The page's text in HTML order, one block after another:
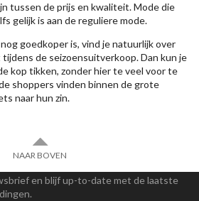
tussen de prijs en kwaliteit. Mode die
gelijk is aan de reguliere mode.
goedkoper is, vind je natuurlijk over
de seizoensuitverkoop. Dan kun je
kop tikken, zonder hier te veel voor te
shoppers vinden binnen de grote
naar hun zin.
NAAR BOVEN
en blijf up-to-date met de laatste